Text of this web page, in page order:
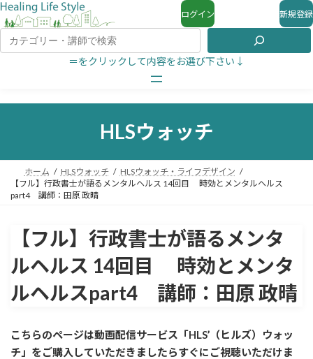
ログイン 新規登録
＝をクリックして内容をお選び下さい↓
HLSウォッチ
ホーム HLSウォッチ
HLSウォッチ・ライフデザイン
【フル】行政書士が語るメンタルヘルス 14回目 時効とメンタルヘルス
part4 講師：田原 政晴
【フル】行政書士が語るメンタ
ルヘルス 14回目 時効とメンタ
ルヘルスpart4 講師：田原 政晴
こちらのページは動画配信サービス「HLS’（ヒルズ）ウォッ
チ」をご購入していただきましたらすぐに ご視聴いただけま